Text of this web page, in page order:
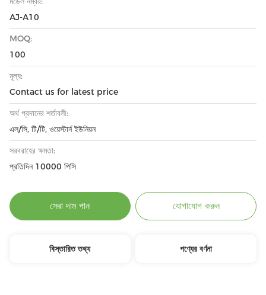
AJ-A10
MOQ:
100
মূল্য:
Contact us for latest price
অর্থ প্রদানের শর্তাবলী:
এল/সি, টি/টি, ওয়েস্টার্ন ইউনিয়ন
সরবরাহের ক্ষমতা:
প্রতিদিন 10000 পিসি
সেরা দাম পান যোগাযোগ করুন
বিস্তারিত তথ্য পণ্যের বর্ণনা